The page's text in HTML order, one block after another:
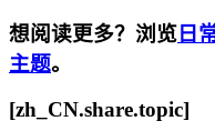
想阅读更多？浏览 日
主题。
[zh_CN.share.topic]